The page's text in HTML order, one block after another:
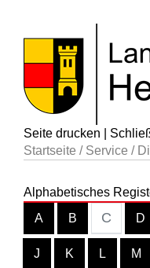
Seite drucken
Startseite / Service /
Alphabetisches
A
B C D
J K L M